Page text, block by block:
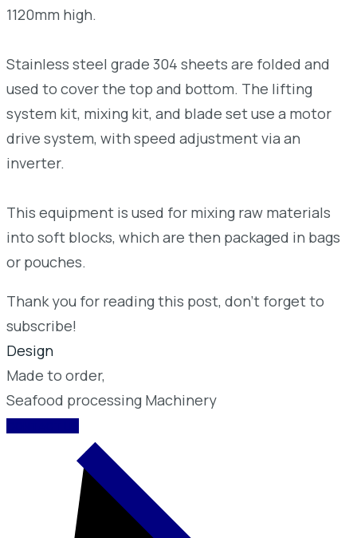
1120mm high.
Stainless steel grade 304 sheets are folded and
used to cover the top and bottom. The lifting
system kit, mixing kit, and blade set use a motor
drive system, with speed adjustment via an
inverter.
This equipment is used for mixing raw materials
into soft blocks, which are then packaged in bags
or pouches.
Thank you for reading this post, don't forget to
subscribe!
Design
Made to order,
Seafood processing Machinery